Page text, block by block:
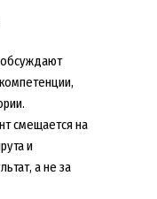
обсуждают
смещается на
и
а не за